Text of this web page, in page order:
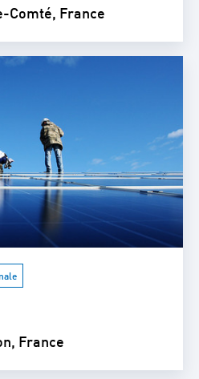
Comté, France
France